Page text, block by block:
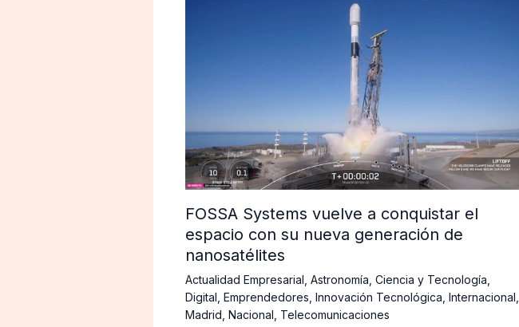
FOSSA Systems vuelve a conquistar el
espacio con su nueva generación de
nanosatélites
Actualidad Empresarial Astronomía Ciencia y Tecnología
Digital Emprendedores Innovación Tecnológica Internacional
Madrid Nacional Telecomunicaciones